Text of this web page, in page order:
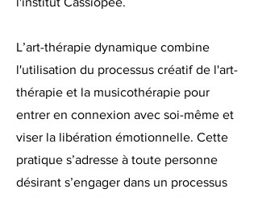
L’art-thérapie dynamique combine
l'utilisation du processus créatif de l'art-
thérapie et la musicothérapie pour
entrer en connexion avec soi-même et
viser la libération émotionnelle. Cette
pratique s’adresse à toute personne
désirant s’engager dans un processus